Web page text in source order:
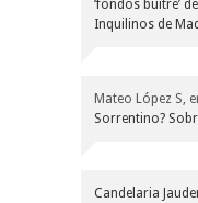
‘fondos buitre’
Inquilinos de
Mateo López S,
Sorrentino?
Candelaria